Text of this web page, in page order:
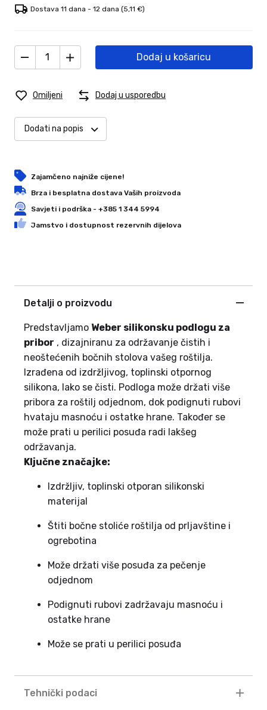
Dostava 11 dana - 12 dana (5,11 €)
Dodaj u košaricu
Omiljeni Dodaj u usporedbu
Dodati na popis
Zajamčeno najniže cijene!
Brza i besplatna dostava Vaših proizvoda
Savjeti i podrška - +385 1 344 5994
Jamstvo i dostupnost rezervnih dijelova
Detalji o proizvodu
Predstavljamo Weber silikonsku podlogu za
pribor , dizajniranu za održavanje čistih i
neoštećenih bočnih stolova vašeg roštilja.
Izrađena od izdržljivog, toplinski otpornog
silikona, lako se čisti. Podloga može držati više
pribora za roštilj odjednom, dok podignuti rubovi
hvataju masnoću i ostatke hrane. Također se
može prati u perilici posuđa radi lakšeg
održavanja.
Ključne značajke:
Izdržljiv, toplinski otporan silikonski
materijal
Štiti bočne stoliće roštilja od prljavštine i
ogrebotina
Može držati više posuđa za pečenje
odjednom
Podignuti rubovi zadržavaju masnoću i
ostatke hrane
Može se prati u perilici posuđa
Tehnički podaci